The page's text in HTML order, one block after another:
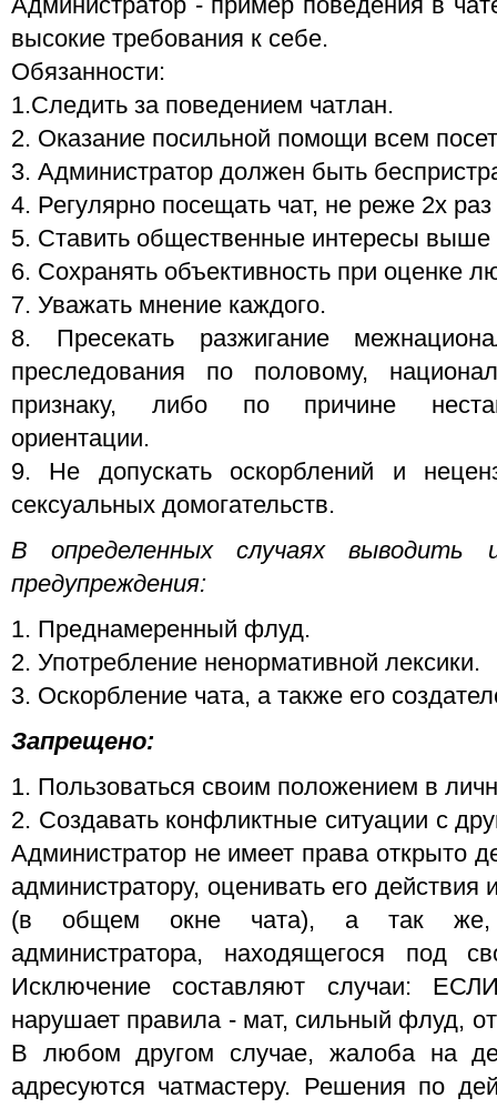
высокие требования к себе.
Обязанности:
1.Следить за поведением чатлан.
2. Оказание посильной помощи всем
3. Администратор должен быть
4. Регулярно посещать чат, не реже 2х
5. Ставить общественные интересы выше
6. Сохранять объективность при оценке
7. Уважать мнение каждого.
8. Пресекать разжигание
преследования по половому,
признаку, либо по причине
ориентации.
9. Не допускать оскорблений и
сексуальных домогательств.
В определенных случаях
предупреждения:
1. Преднамеренный флуд.
2. Употребление ненормативной лексики.
3. Оскорбление чата, а также его
Запрещено:
1. Пользоваться своим положением в
2. Создавать конфликтные ситуации с
Администратор не имеет права открыто
администратору, оценивать его
(в общем окне чата), а так же,
администратора, находящегося под
Исключение составляют случаи:
нарушает правила - мат, сильный флуд,
В любом другом случае, жалоба на
адресуются чатмастеру. Решения по